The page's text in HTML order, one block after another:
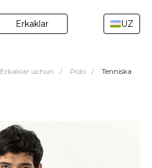
Erkaklar UZ
Erkaklar uchun / Polo / Tenniska